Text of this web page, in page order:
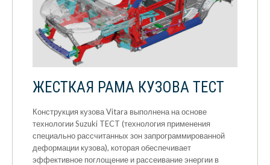
ЖЕСТКАЯ РАМА КУЗОВА TECT
Конструкция кузова Vitara выполнена на основе
технологии Suzuki TECT (технология применения
специально рассчитанных зон запрограммированной
деформации кузова), которая обеспечивает
эффективное поглощение и рассеивание энергии в